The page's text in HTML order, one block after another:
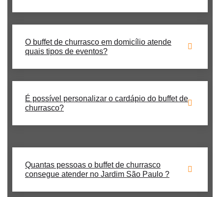
O buffet de churrasco em domicílio atende
quais tipos de eventos?
É possível personalizar o cardápio do buffet de
churrasco?
Quantas pessoas o buffet de churrasco
consegue atender no Jardim São Paulo ?